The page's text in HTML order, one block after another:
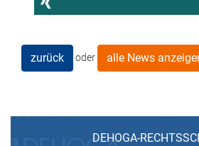
zurück oder alle News
DEHOGA-